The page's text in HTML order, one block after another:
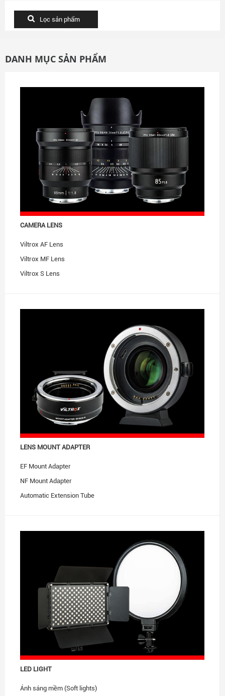
DANH MỤC SẢN PHẨM
CAMERA LENS
Viltrox AF Lens
Viltrox MF Lens
Viltrox S Lens
LENS MOUNT ADAPTER
EF Mount Adapter
NF Mount Adapter
Automatic Extension Tube
LED LIGHT
Ánh sáng mềm (Soft lights)